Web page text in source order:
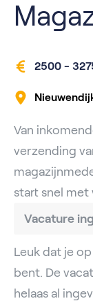
2500 -
Van
verzending
start snel met
Vacature
Leuk dat je
bent. De
helaas al